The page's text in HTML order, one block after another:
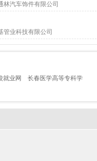
林汽车饰件有限公司
管业科技有限公司
就业网
长春医学高等专科学